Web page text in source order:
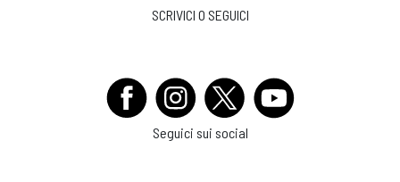
SCRIVICI O SEGUICI
Seguici sui social